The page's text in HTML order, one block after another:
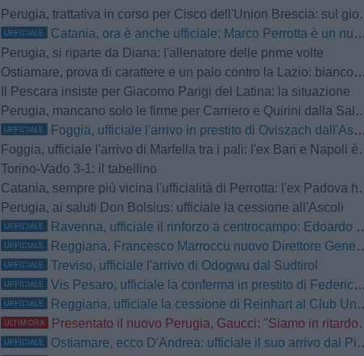
Perugia, trattativa in corso per Cisco dell'Union Brescia: sul giocatore forte interesse anche della Pro Vercelli
UFFICIALE Catania, ora è anche ufficiale: Marco Perrotta è un nuovo difensore rossazzurro
Perugia, si riparte da Diana: l'allenatore delle prime volte
Ostiamare, prova di carattere e un palo contro la Lazio: biancoviola sconfitti per 4-0 nel test amichevole
Il Pescara insiste per Giacomo Parigi del Latina: la situazione
Perugia, mancano solo le firme per Carriero e Quirini dalla Salernitana
UFFICIALE Foggia, ufficiale l'arrivo in prestito di Oviszach dall'Ascoli
Foggia, ufficiale l'arrivo di Marfella tra i pali: l'ex Bari e Napoli è un nuovo portiere rossonero
Torino-Vado 3-1: il tabellino
Catania, sempre più vicina l'ufficialità di Perrotta: l'ex Padova ha raggiunto il ritiro di Norcia
Perugia, ai saluti Don Bolsius: ufficiale la cessione all'Ascoli
UFFICIALE Ravenna, ufficiale il rinforzo a centrocampo: Edoardo Duca è un nuovo giocatore giallorosso
UFFICIALE Reggiana, Francesco Marroccu nuovo Direttore Generale dell'Area Tecnica
UFFICIALE Treviso, ufficiale l'arrivo di Odogwu dal Sudtirol
UFFICIALE Vis Pesaro, ufficiale la conferma in prestito di Federico Tavernaro dal Venezia
UFFICIALE Reggiana, ufficiale la cessione di Reinhart al Club Universidad de Chile
ULTIM'ORA Presentato il nuovo Perugia, Gaucci: "Siamo in ritardo ma faremo una squadra competitiva"
UFFICIALE
Ostiamare, ecco D'Andrea: ufficiale il suo arrivo dal Pineto